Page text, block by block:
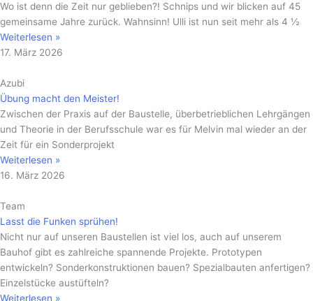
Wo ist denn die Zeit nur geblieben?! Schnips und wir blicken auf 45
gemeinsame Jahre zurück. Wahnsinn! Ulli ist nun seit mehr als 4 ½
Weiterlesen »
17. März 2026
Azubi
Übung macht den Meister!
Zwischen der Praxis auf der Baustelle, überbetrieblichen Lehrgängen
und Theorie in der Berufsschule war es für Melvin mal wieder an der
Zeit für ein Sonderprojekt
Weiterlesen »
16. März 2026
Team
Lasst die Funken sprühen!
Nicht nur auf unseren Baustellen ist viel los, auch auf unserem
Bauhof gibt es zahlreiche spannende Projekte. Prototypen
entwickeln? Sonderkonstruktionen bauen? Spezialbauten anfertigen?
Einzelstücke austüfteln?
Weiterlesen »